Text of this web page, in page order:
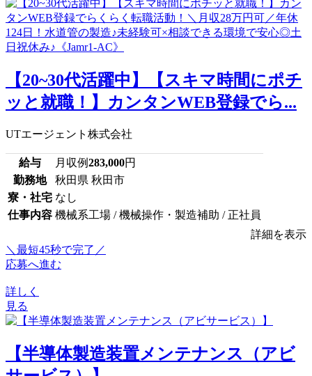
【20~30代活躍中】【スキマ時間にポチ
ッと就職！】カンタンWEB登録でら...
UTエージェント株式会社
給与 月収例283,000円
勤務地
秋田県 秋田市
寮・社宅 なし
仕事内容 機械系工場 / 機械操作・製造補助 / 正社員
詳細を表示
＼最短45秒で完了／
応募へ進む
詳しく
見る
【半導体製造装置メンテナンス（アビ